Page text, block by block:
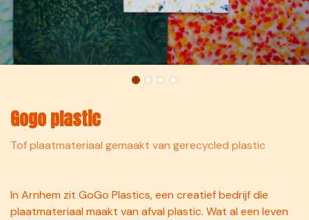
Gogo plastic
Tof plaatmateriaal gemaakt van gerecycled plastic
In Arnhem zit GoGo Plastics, een creatief bedrijf die
plaatmateriaal maakt van afval plastic. Wat al een leven